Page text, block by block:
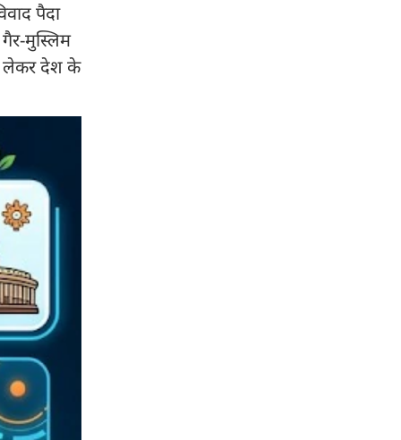
पैदा
मुस्लिम
लेकर देश के